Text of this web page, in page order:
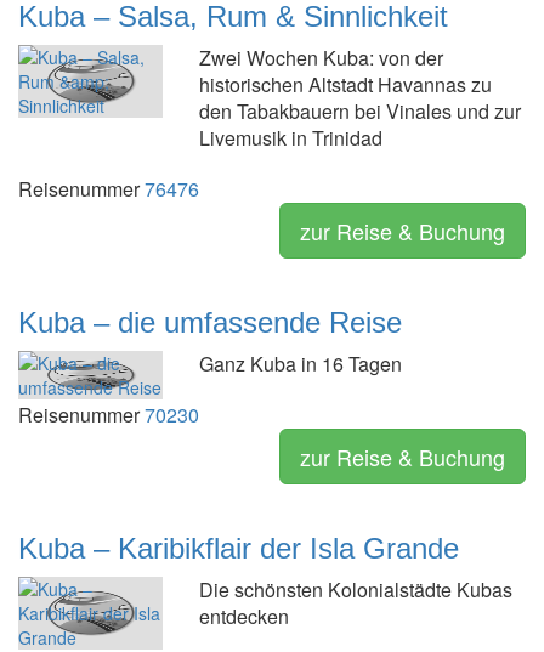
Kuba – Salsa, Rum & Sinnlichkeit
Zwei Wochen Kuba: von der
historischen Altstadt Havannas zu
den Tabakbauern bei Vinales und zur
Livemusik in Trinidad
Reisenummer76476
zur Reise & Buchung
Kuba – die umfassende Reise
Ganz Kuba in 16 Tagen
Reisenummer70230
zur Reise & Buchung
Kuba – Karibikflair der Isla Grande
Die schönsten Kolonialstädte Kubas
entdecken